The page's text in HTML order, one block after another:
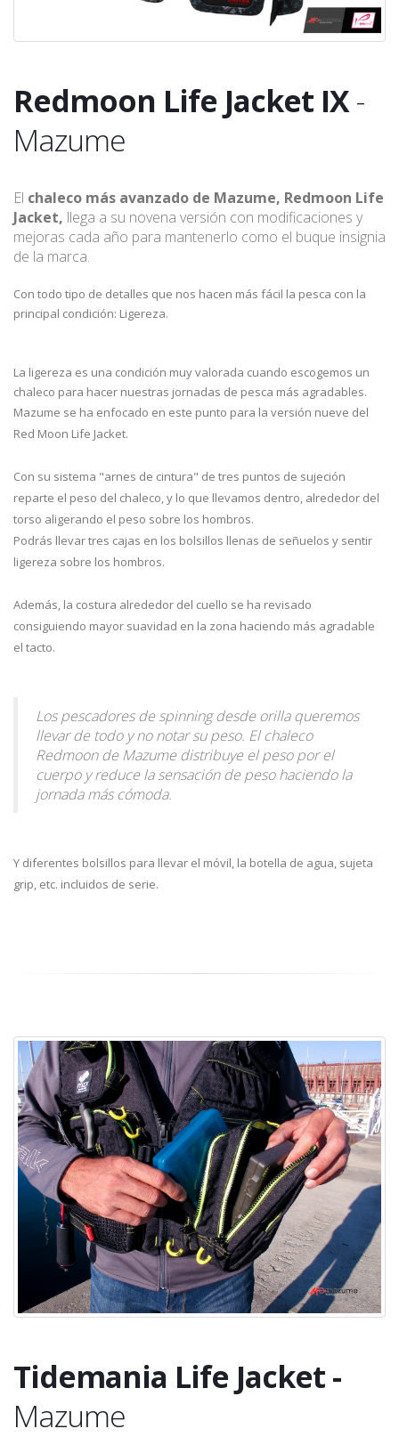
Redmoon Life Jacket IX-
Mazume
El chaleco más avanzado de Mazume, Redmoon Life
Jacket, llega a su novena versión con modificaciones y
mejoras cada año para mantenerlo como el buque insignia
de la marca.
Con todo tipo de detalles que nos hacen más fácil la pesca con la
principal condición: Ligereza.
La ligereza es una condición muy valorada cuando escogemos un
chaleco para hacer nuestras jornadas de pesca más agradables.
Mazume se ha enfocado en este punto para la versión nueve del
Red Moon Life Jacket.
Con su sistema "arnes de cintura" de tres puntos de sujeción
reparte el peso del chaleco, y lo que llevamos dentro, alrededor del
torso aligerando el peso sobre los hombros.
Podrás llevar tres cajas en los bolsillos llenas de señuelos y sentir
ligereza sobre los hombros.
Además, la costura alrededor del cuello se ha revisado
consiguiendo mayor suavidad en la zona haciendo más agradable
el tacto.
Los pescadores de spinning desde orilla queremos
llevar de todo y no notar su peso. El chaleco
Redmoon de Mazume distribuye el peso por el
cuerpo y reduce la sensación de peso haciendo la
jornada más cómoda.
Y diferentes bolsillos para llevar el móvil, la botella de agua, sujeta
grip, etc. incluidos de serie.
Tidemania Life Jacket -
Mazume